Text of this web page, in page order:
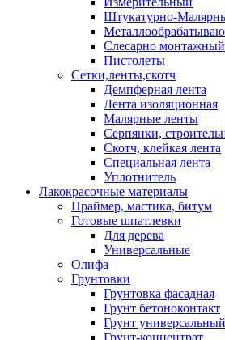
Штукатурно-
Слесарно монтажный
Пистолеты
Сетки,ленты,скотч
Демпферная лента
Лента изоляционная
Малярные ленты
Серпянки,
Скотч, клейкая лента
Специальная лента
Уплотнитель
Лакокрасочные материалы
Праймер, мастика, битум
Готовые шпатлевки
Для дерева
Универсальные
Олифа
Грунтовки
Грунтовка фасадная
Грунт бетоноконтакт
Грунт универсальный